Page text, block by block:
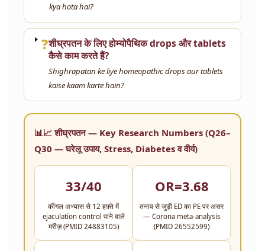
kya hota hai?
❓शीघ्रपतन के लिए होम्योपैथिक drops और tablets
कैसे काम करते हैं?
Shighrapatan ke liye homeopathic drops aur tablets
kaise kaam karte hain?
📊📈 शीघ्रपतन — Key Research Numbers (Q26–
Q30 — घरेलू उपाय, Stress, Diabetes व वीर्य)
33/40
कीगल अभ्यास से 12 हफ़्ते में
ejaculation control पाने वाले
मरीज़ (PMID 24883105)
OR=3.68
तनाव से जुड़ी ED का PE पर असर
— Corona meta-analysis
(PMID 26552599)